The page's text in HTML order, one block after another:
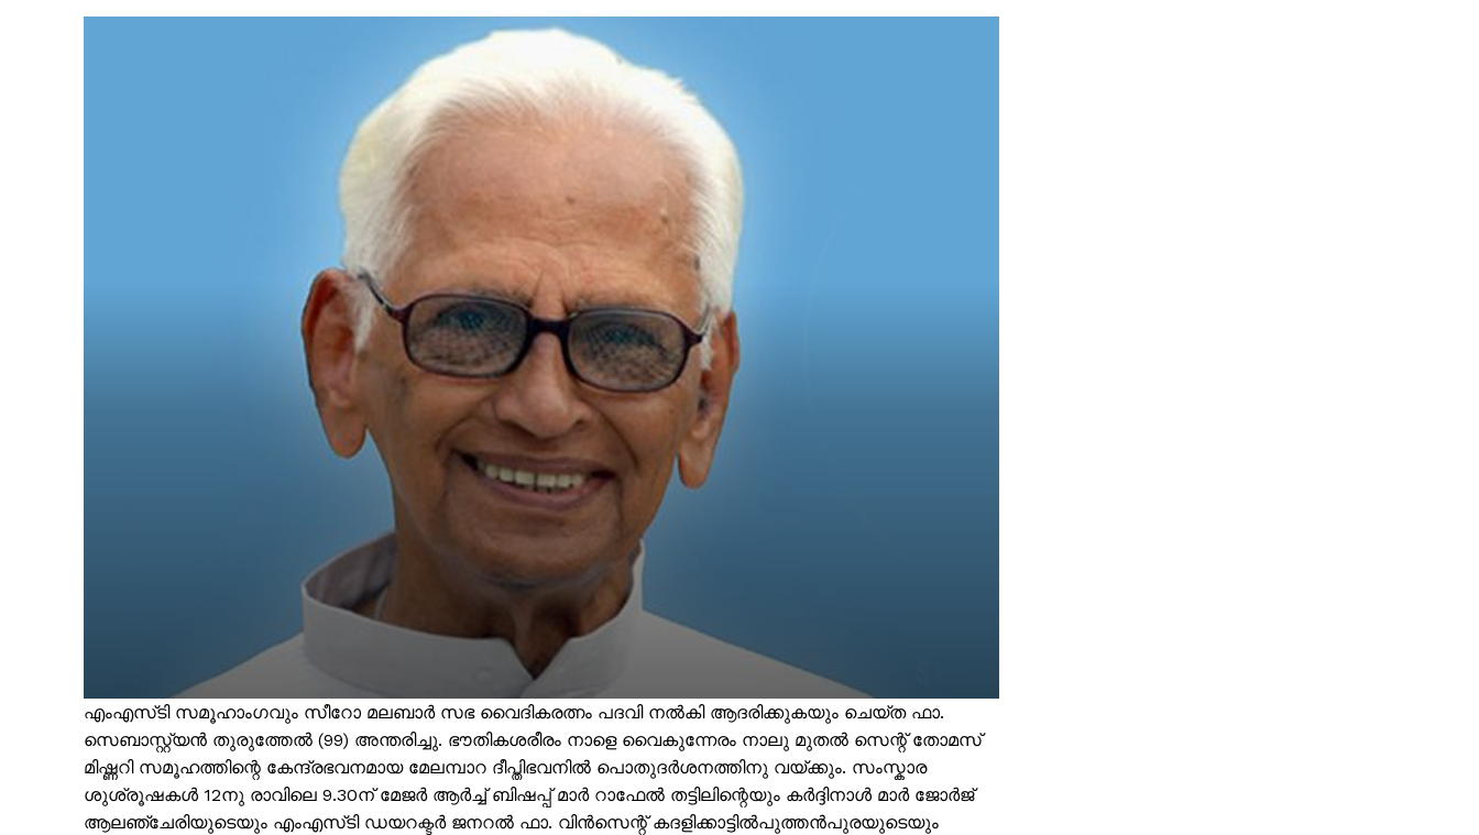
എം‌എസ്‌ടി സമൂഹാംഗവും സീറോ മലബാര്‍ സഭ വൈദികരത്നം പദവി നല്‍കി ആദരിക്കുകയും ചെയ്ത ഫാ.
സെബാസ്റ്റ്യൻ തുരുത്തേൽ (99) അന്തരിച്ചു. ഭൗതികശരീരം നാളെ വൈകുന്നേരം നാലു മുതൽ സെന്റ് തോമസ്
മിഷ്ണറി സമൂഹത്തിന്റെ കേന്ദ്രഭവനമായ മേലമ്പാറ ദീപ്തിഭവനിൽ പൊതുദർശനത്തിനു വയ്ക്കും. സംസ്കാര
ശുശ്രൂഷകൾ 12നു രാവിലെ 9.30ന് മേജർ ആർച്ച് ബിഷപ്പ് മാർ റാഫേൽ തട്ടിലിന്റെയും കർദ്ദിനാൾ മാർ ജോർജ്
ആലഞ്ചേരിയുടെയും എം‌എസ്‌ടി ഡയറക്ടർ ജനറൽ ഫാ. വിൻസെന്റ് കദളിക്കാട്ടിൽപുത്തൻപുരയുടെയും